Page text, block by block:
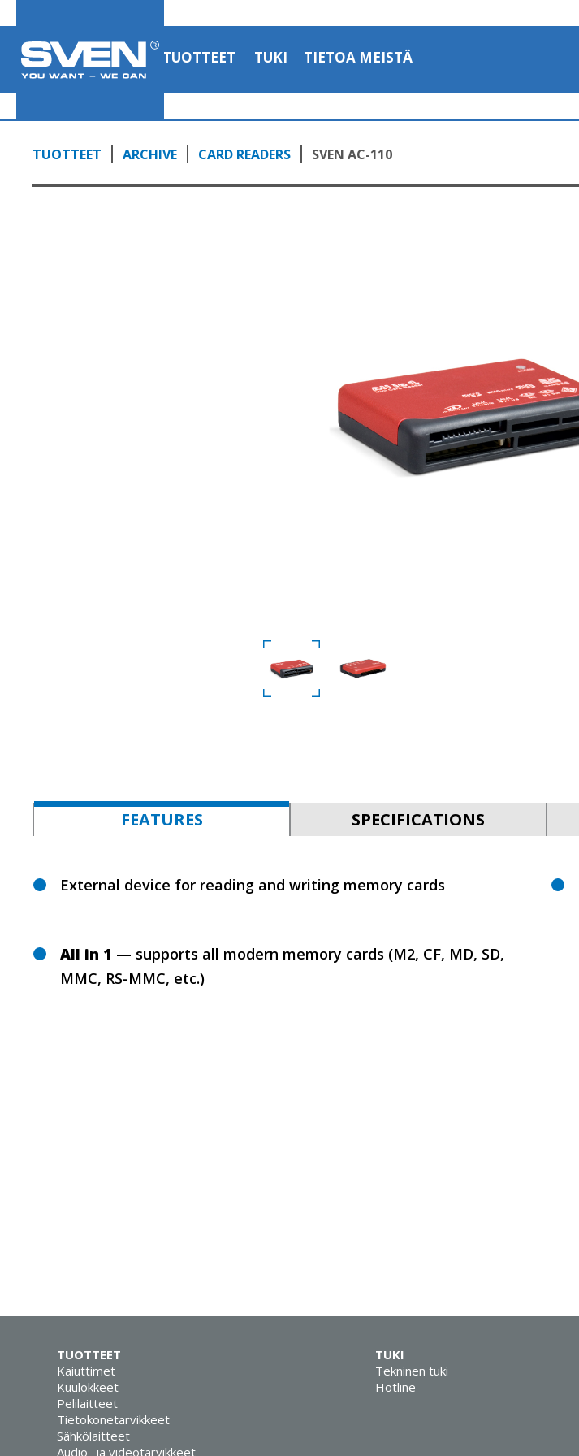
TUOTTEET TUKI TIETOA MEISTÄ
TUOTTEET ARCHIVE CARD READERS SVEN AC-110
FEATURES SPECIFICATIONS
External device for reading and writing memory cards
All in 1 — supports all modern memory cards (M2, CF, MD, SD,
MMC, RS-MMC, etc.)
TUOTTEET
Kaiuttimet
Kuulokkeet
Pelilaitteet
Tietokonetarvikkeet
Sähkölaitteet
Audio- ja videotarvikkeet
TUKI
Tekninen tuki
Hotline